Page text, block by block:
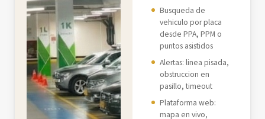
Busqueda de
vehiculo por placa
desde PPA, PPM o
puntos asistidos
Alertas: linea pisada,
obstruccion en
pasillo, timeout
Plataforma web:
mapa en vivo,